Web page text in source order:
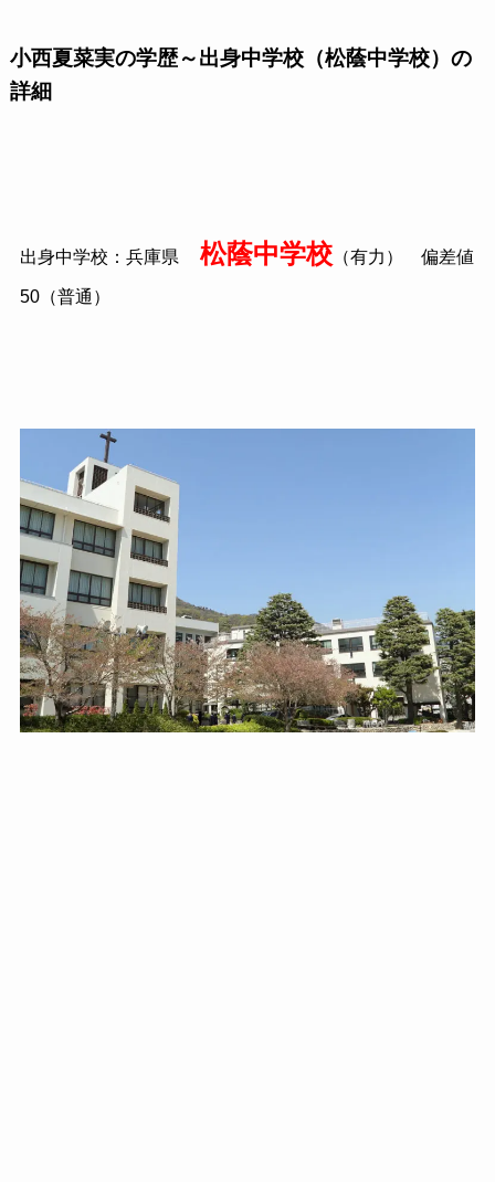
小西夏菜実の学歴～出身中学校（松蔭中学校）の
詳細
出身中学校：兵庫県 松蔭中学校（有力） 偏差値
50（普通）